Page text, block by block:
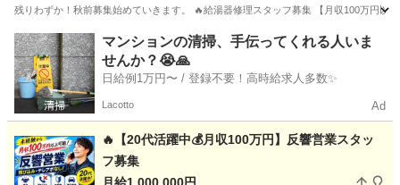
残りわずか！秋前募集始めていきます。 🔥給湯器修理スタッフ募集 【月収100万円以
東京 板橋区 ときわ台駅 その他 給湯器
マンションの清掃、手伝ってくれる人いま
せんか？😭🙏
日給例1万円〜 / 登録不要！高時給求人多数✨
Lacotto Ad
🔥【20代活躍中💰月収100万円】反響営業スタッ
フ募集